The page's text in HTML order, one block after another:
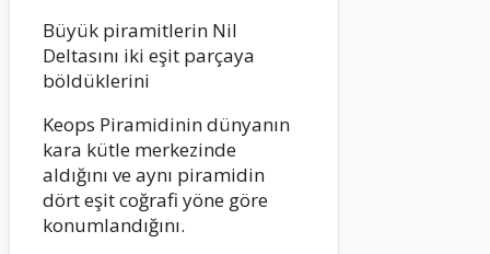
Büyük piramitlerin Nil
Deltasını iki eşit parçaya
böldüklerini
Keops Piramidinin dünyanın
kara kütle merkezinde
aldığını ve aynı piramidin
dört eşit coğrafi yöne göre
konumlandığını.